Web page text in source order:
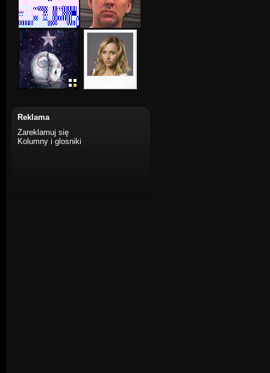
Reklama
Zareklamuj się
Kolumny i glosniki